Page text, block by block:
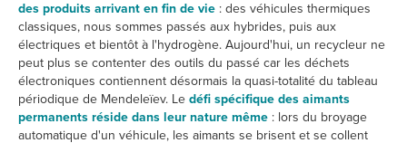
des produits arrivant en fin de vie : des véhicules thermiques
classiques, nous sommes passés aux hybrides, puis aux
électriques et bientôt à l'hydrogène. Aujourd'hui, un recycleur ne
peut plus se contenter des outils du passé car les déchets
électroniques contiennent désormais la quasi-totalité du tableau
périodique de Mendeleïev. Le défi spécifique des aimants
permanents réside dans leur nature même : lors du broyage
automatique d'un véhicule, les aimants se brisent et se collent